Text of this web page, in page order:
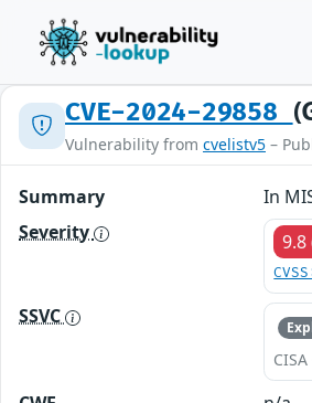
CVE-2024-29858
Vulnerability from cvelistv5 –
Summary
In
Severity
9.8
SSVC